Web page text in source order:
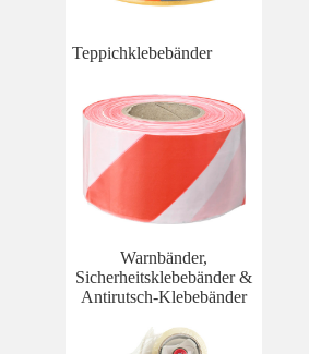
Teppichklebebänder
Warnbänder,
Sicherheitsklebebänder &
Antirutsch-Klebebänder